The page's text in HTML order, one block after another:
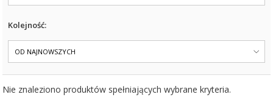
Kolejność:
OD NAJNOWSZYCH
Nie znaleziono produktów spełniających wybrane kryteria.